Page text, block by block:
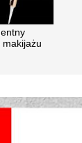
makijażu